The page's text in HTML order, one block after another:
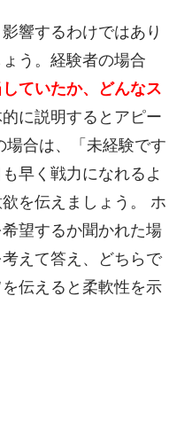
響するわけではあり
う。経験者の場合
ていたか、どんなス
に説明するとアピー
場合は、「未経験です
早く戦力になれるよ
を伝えましょう。 ホ
望するか聞かれた場
えて答え、どちらで
伝えると柔軟性を示